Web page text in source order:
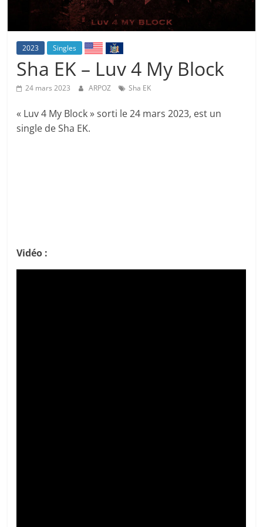
2023 Singles
Sha EK – Luv 4 My Block
24 mars 2023 ARPOZ Sha EK
« Luv 4 My Block » sorti le 24 mars 2023, est un
single de Sha EK.
Vidéo :